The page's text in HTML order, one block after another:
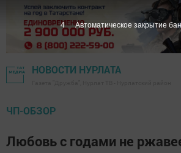
НОВОСТИ НУРЛАТА
ЧП-ОБЗОР
Любовь с годами не
4 Автоматическое закрытие